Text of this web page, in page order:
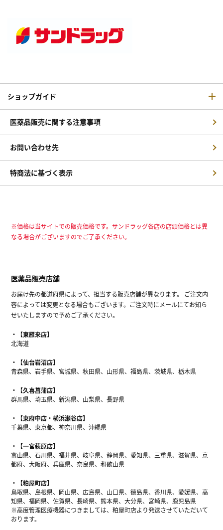
ショップガイド
医薬品販売に関する注意事項
お問い合わせ先
特商法に基づく表示
※価格は当サイトでの販売価格です。サンドラッグ各店の店頭価格とは異
なる場合がございますのでご了承ください。
医薬品販売店舗
お届け先の都道府県によって、担当する販売店舗が異なります。 ご注文内
容によっては変更となる場合もございます。ご注文時にメールにてお知ら
せいたしますので予めご了承ください。
【東雁来店】
北海道
【仙台岩沼店】
青森県、岩手県、宮城県、秋田県、山形県、福島県、茨城県、栃木県
【久喜菖蒲店】
群馬県、埼玉県、新潟県、山梨県、長野県
【東府中店・横浜瀬谷店】
千葉県、東京都、神奈川県、沖縄県
【一宮萩原店】
富山県、石川県、福井県、岐阜県、静岡県、愛知県、三重県、滋賀県、京
都府、大阪府、兵庫県、奈良県、和歌山県
【粕屋町店】
鳥取県、島根県、岡山県、広島県、山口県、徳島県、香川県、愛媛県、高
知県、福岡県、佐賀県、長崎県、熊本県、大分県、宮崎県、鹿児島県
※高度管理医療機器につきましては、粕屋町店より発送させていただいて
おります。